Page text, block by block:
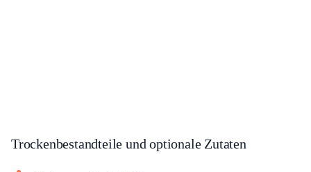
Trockenbestandteile und optionale Zutaten